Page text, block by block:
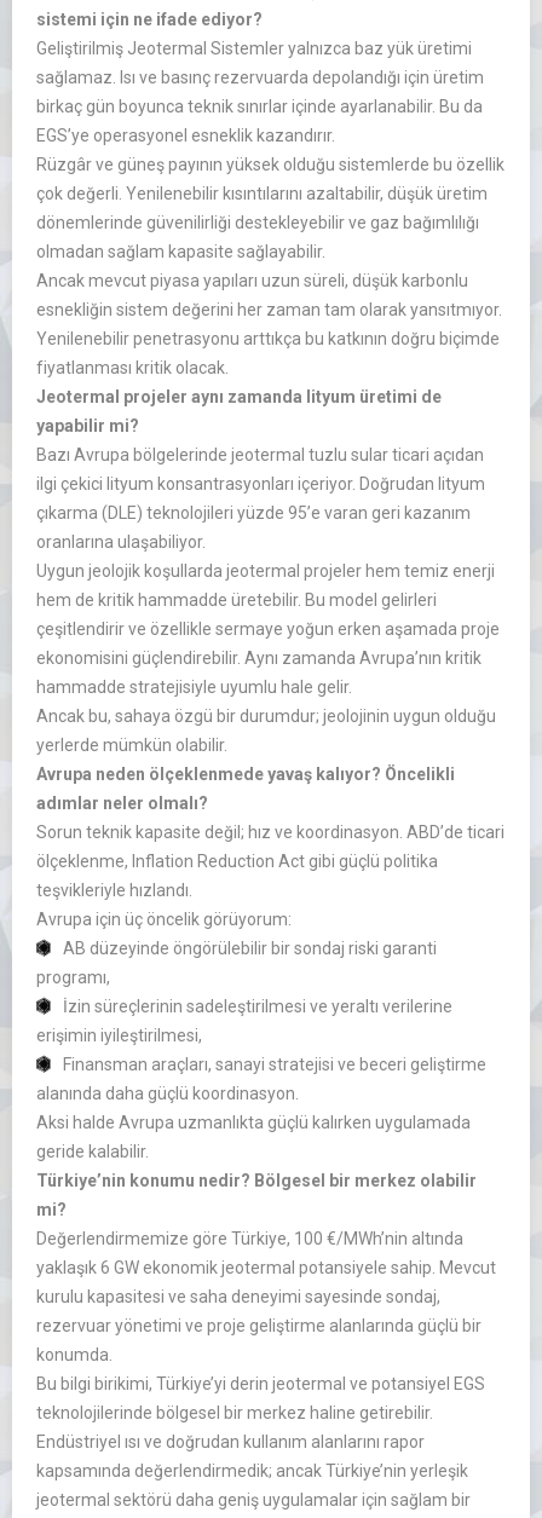
sistemi için ne ifade ediyor?
Geliştirilmiş Jeotermal Sistemler yalnızca baz yük üretimi
sağlamaz. Isı ve basınç rezervuarda depolandığı için üretim
birkaç gün boyunca teknik sınırlar içinde ayarlanabilir. Bu da
EGS’ye operasyonel esneklik kazandırır.
Rüzgâr ve güneş payının yüksek olduğu sistemlerde bu özellik
çok değerli. Yenilenebilir kısıntılarını azaltabilir, düşük üretim
dönemlerinde güvenilirliği destekleyebilir ve gaz bağımlılığı
olmadan sağlam kapasite sağlayabilir.
Ancak mevcut piyasa yapıları uzun süreli, düşük karbonlu
esnekliğin sistem değerini her zaman tam olarak yansıtmıyor.
Yenilenebilir penetrasyonu arttıkça bu katkının doğru biçimde
fiyatlanması kritik olacak.
Jeotermal projeler aynı zamanda lityum üretimi de
yapabilir mi?
Bazı Avrupa bölgelerinde jeotermal tuzlu sular ticari açıdan
ilgi çekici lityum konsantrasyonları içeriyor. Doğrudan lityum
çıkarma (DLE) teknolojileri yüzde 95’e varan geri kazanım
oranlarına ulaşabiliyor.
Uygun jeolojik koşullarda jeotermal projeler hem temiz enerji
hem de kritik hammadde üretebilir. Bu model gelirleri
çeşitlendirir ve özellikle sermaye yoğun erken aşamada proje
ekonomisini güçlendirebilir. Aynı zamanda Avrupa’nın kritik
hammadde stratejisiyle uyumlu hale gelir.
Ancak bu, sahaya özgü bir durumdur; jeolojinin uygun olduğu
yerlerde mümkün olabilir.
Avrupa neden ölçeklenmede yavaş kalıyor? Öncelikli
adımlar neler olmalı?
Sorun teknik kapasite değil; hız ve koordinasyon. ABD’de ticari
ölçeklenme, Inflation Reduction Act gibi güçlü politika
teşvikleriyle hızlandı.
Avrupa için üç öncelik görüyorum:
AB düzeyinde öngörülebilir bir sondaj riski garanti
programı,
İzin süreçlerinin sadeleştirilmesi ve yeraltı verilerine
erişimin iyileştirilmesi,
Finansman araçları, sanayi stratejisi ve beceri geliştirme
alanında daha güçlü koordinasyon.
Aksi halde Avrupa uzmanlıkta güçlü kalırken uygulamada
geride kalabilir.
Türkiye’nin konumu nedir? Bölgesel bir merkez olabilir
mi?
Değerlendirmemize göre Türkiye, 100 €/MWh’nin altında
yaklaşık 6 GW ekonomik jeotermal potansiyele sahip. Mevcut
kurulu kapasitesi ve saha deneyimi sayesinde sondaj,
rezervuar yönetimi ve proje geliştirme alanlarında güçlü bir
konumda.
Bu bilgi birikimi, Türkiye’yi derin jeotermal ve potansiyel EGS
teknolojilerinde bölgesel bir merkez haline getirebilir.
Endüstriyel ısı ve doğrudan kullanım alanlarını rapor
kapsamında değerlendirmedik; ancak Türkiye’nin yerleşik
jeotermal sektörü daha geniş uygulamalar için sağlam bir